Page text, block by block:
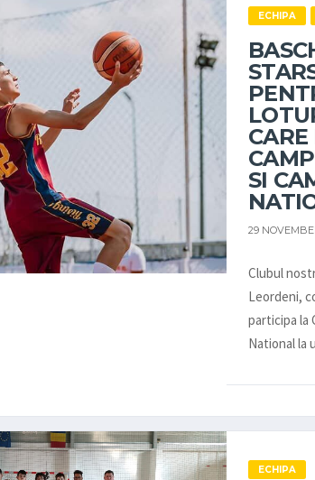
ECHIPA
SI
29
Clubul
Leordeni,
participa la
National la
ECHIPA